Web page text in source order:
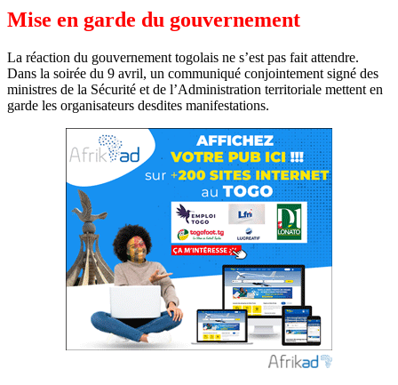
Mise en garde du gouvernement
La réaction du gouvernement togolais ne s’est pas fait attendre.
Dans la soirée du 9 avril, un communiqué conjointement signé des
ministres de la Sécurité et de l’Administration territoriale mettent en
garde les organisateurs desdites manifestations.